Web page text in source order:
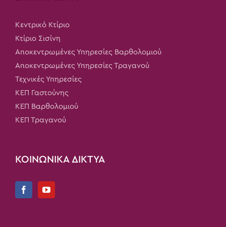
Κεντρικό Κτίριο
Κτίριο Σισίνη
Αποκεντρωμένες Υπηρεσίες Βαρθολομιού
Αποκεντρωμένες Υπηρεσίες Τραγανού
Τεχνικές Υπηρεσίες
ΚΕΠ Γαστούνης
ΚΕΠ Βαρθολομιού
ΚΕΠ Τραγανού
ΚΟΙΝΩΝΙΚΑ ΔΙΚΤΥΑ